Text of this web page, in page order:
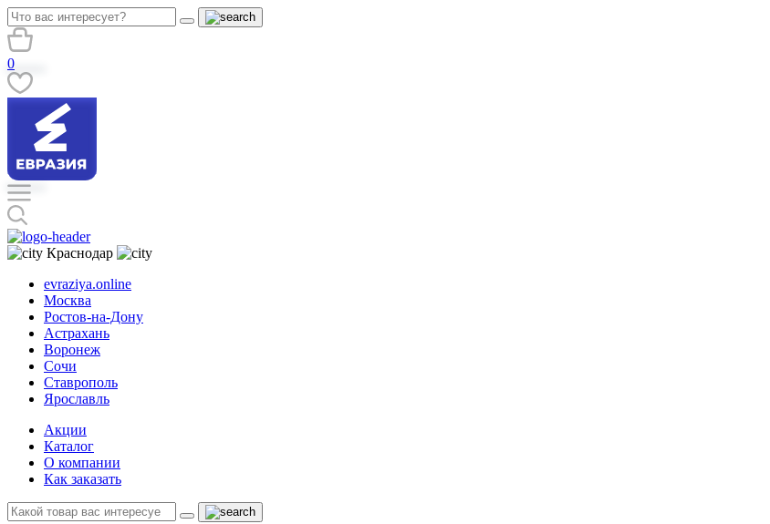
0
Краснодар
evraziya.online
Москва
Ростов-на-Дону
Астрахань
Воронеж
Сочи
Ставрополь
Ярославль
Акции
Каталог
О компании
Как заказать